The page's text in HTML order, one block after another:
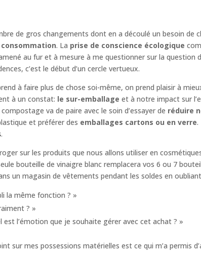
de gros changements dont en a découlé un besoin de
. La prise de conscience écologique
au fur et à mesure à me questionner sur la question
c’est le début d’un cercle vertueux.
à faire plus de chose soi-même, on prend plaisir à
à un constat: le sur-emballage et à notre impact sur
va de paire avec le soin d’essayer de réduire
et préférer des emballages cartons ou en verre.
.
sur les produits que nous allons utiliser en
bouteille de vinaigre blanc remplacera vos 6 ou 7
un magasin de vêtements pendant les soldes en
la même fonction ? »
? »
est l’émotion que je souhaite gérer avec cet achat ? »
sur mes possessions matérielles est ce qui m’a permis